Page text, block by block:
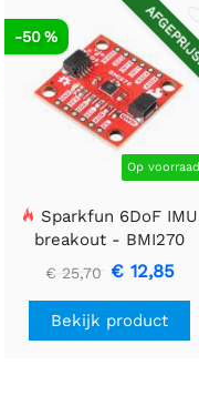
Op
-50 %
Sparkfun 6DoF IMU
breakout - BMI270
(Qwiic)
€ 25,70 € 12,85
Bekijk product